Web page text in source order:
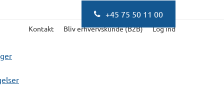
+45 75 50 11 00
Kontakt Bliv erhvervskunde (B2B) Log ind